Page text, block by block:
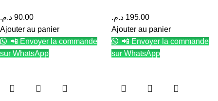
90.00 د.م.
Ajouter au panier
📲 Envoyer la commande
sur WhatsApp
195.00 د.م.
Ajouter au panier
📲 Envoyer la commande
sur WhatsApp